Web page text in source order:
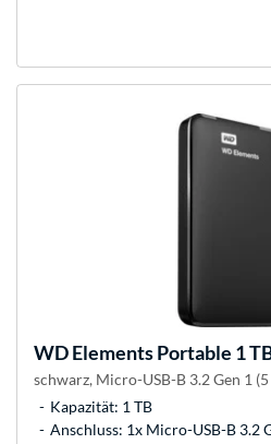
WDElements Portable 1
schwarz, Micro-USB-B 3.2 Gen 1
Kapazität: 1 TB
Anschluss: 1x Micro-USB-B 3.2